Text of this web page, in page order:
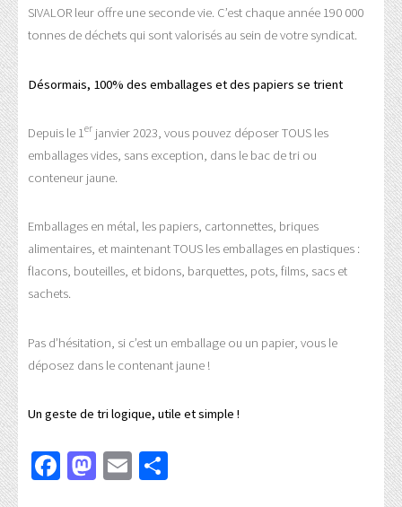
SIVALOR leur offre une seconde vie. C’est chaque année 190 000
tonnes de déchets qui sont valorisés au sein de votre syndicat.
Désormais, 100% des emballages et des papiers se trient
Depuis le 1er janvier 2023, vous pouvez déposer TOUS les
emballages vides, sans exception, dans le bac de tri ou
conteneur jaune.
Emballages en métal, les papiers, cartonnettes, briques
alimentaires, et maintenant TOUS les emballages en plastiques :
flacons, bouteilles, et bidons, barquettes, pots, films, sacs et
sachets.
Pas d’hésitation, si c’est un emballage ou un papier, vous le
déposez dans le contenant jaune !
Un geste de tri logique, utile et simple !
Facebook
Mastodon
Email